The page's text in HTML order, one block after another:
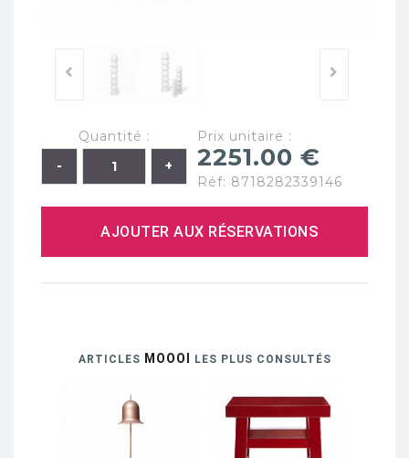
Quantité : Prix unitaire :
2251.00 €
Réf: 8718282339146
AJOUTER AUX RÉSERVATIONS
ARTICLES MOOOI LES PLUS CONSULTÉS